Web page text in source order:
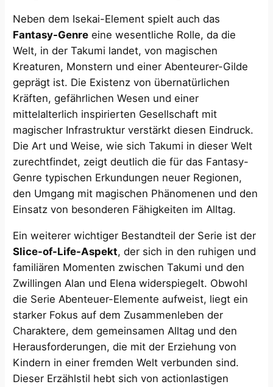
Neben dem Isekai-Element spielt auch das
Fantasy-Genre eine wesentliche Rolle, da die
Welt, in der Takumi landet, von magischen
Kreaturen, Monstern und einer Abenteurer-Gilde
geprägt ist. Die Existenz von übernatürlichen
Kräften, gefährlichen Wesen und einer
mittelalterlich inspirierten Gesellschaft mit
magischer Infrastruktur verstärkt diesen Eindruck.
Die Art und Weise, wie sich Takumi in dieser Welt
zurechtfindet, zeigt deutlich die für das Fantasy-
Genre typischen Erkundungen neuer Regionen,
den Umgang mit magischen Phänomenen und den
Einsatz von besonderen Fähigkeiten im Alltag.
Ein weiterer wichtiger Bestandteil der Serie ist der
Slice-of-Life-Aspekt, der sich in den ruhigen und
familiären Momenten zwischen Takumi und den
Zwillingen Alan und Elena widerspiegelt. Obwohl
die Serie Abenteuer-Elemente aufweist, liegt ein
starker Fokus auf dem Zusammenleben der
Charaktere, dem gemeinsamen Alltag und den
Herausforderungen, die mit der Erziehung von
Kindern in einer fremden Welt verbunden sind.
Dieser Erzählstil hebt sich von actionlastigen